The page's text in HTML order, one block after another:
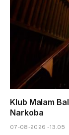
Klub Malam
Narkoba
07-08-2026 - 13.05